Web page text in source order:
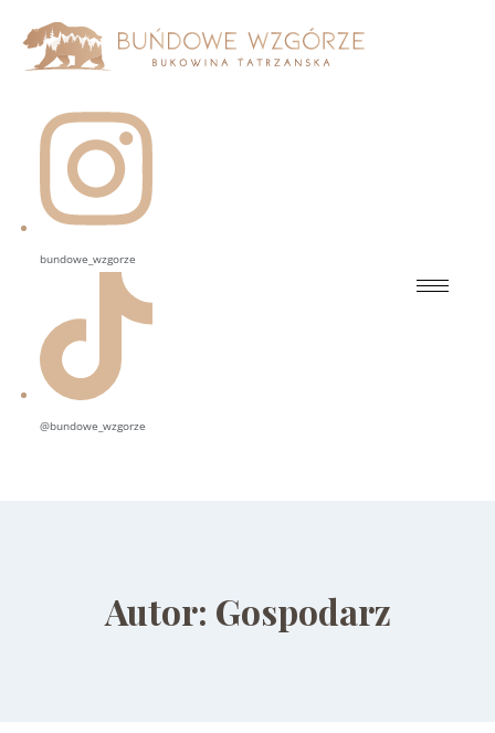
bundowe_wzgorze
@bundowe_wzgorze
Autor: Gospodarz